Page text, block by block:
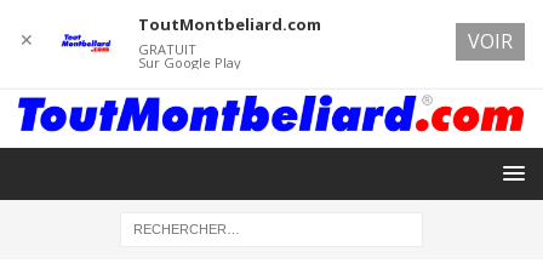
✕
ToutMontbeliard.com
GRATUIT
Sur Google Play
VOIR